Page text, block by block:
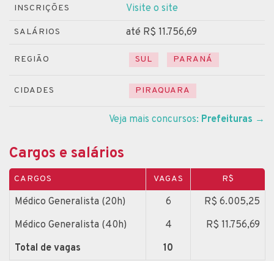
INSCRIÇÕES Visite o site
SALÁRIOS até R$ 11.756,69
REGIÃO SUL PARANÁ
CIDADES PIRAQUARA
Veja mais concursos: Prefeituras →
Cargos e salários
CARGOS VAGAS R$
Médico Generalista (20h) 6
R$ 6.005,25
Médico Generalista (40h)
4
R$ 11.756,69
Total de vagas
10